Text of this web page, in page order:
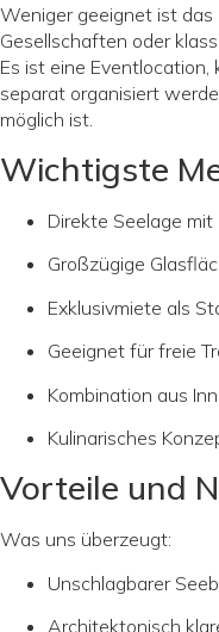
Weniger geeignet ist
Gesellschaften oder
Es ist eine
separat organisiert
möglich ist.
Wichtigste
Direkte Seelage
Großzügige
Exklusivmiete als
Geeignet für freie
Kombination aus
Kulinarisches
Vorteile und
Was uns überzeugt:
Unschlagbarer
Architektonisch